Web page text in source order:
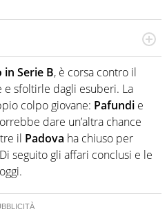
di calcio in tutte le
particolare predilezione per i
Serie B, è corsa contro il
sfoltirle dagli esuberi. La
colpo giovane: Pafundi e
dare un’altra chance
il Padova ha chiuso per
seguito gli affari conclusi e le